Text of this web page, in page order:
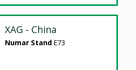
XAG - China
Numar Stand E73